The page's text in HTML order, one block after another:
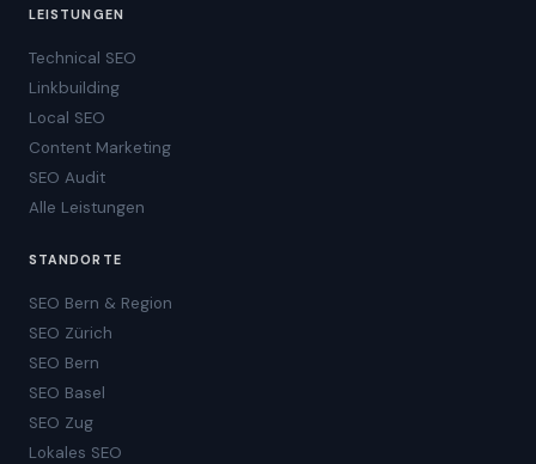
LEISTUNGEN
Technical SEO
Linkbuilding
Local SEO
Content Marketing
SEO Audit
Alle Leistungen
STANDORTE
SEO Bern & Region
SEO Zürich
SEO Bern
SEO Basel
SEO Zug
Lokales SEO